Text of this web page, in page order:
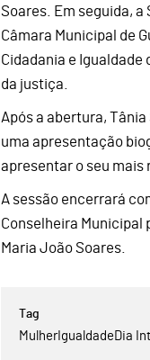
Soares. Em seguida,
Câmara Municipal de
Cidadania e Igualdade
da justiça.
Após a abertura,
uma apresentação
apresentar o seu mais
A sessão encerrará
Conselheira Municipal
Maria João Soares.
MulherIgualdade Dia